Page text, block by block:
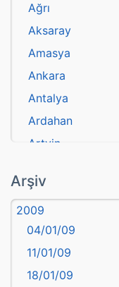
Ağrı
Aksaray
Amasya
Ankara
Antalya
Ardahan
Artvin
Aydın
Balıkesir
Bartın
başkentler
Batman
Arşiv
2009
04/01/09
11/01/09
18/01/09